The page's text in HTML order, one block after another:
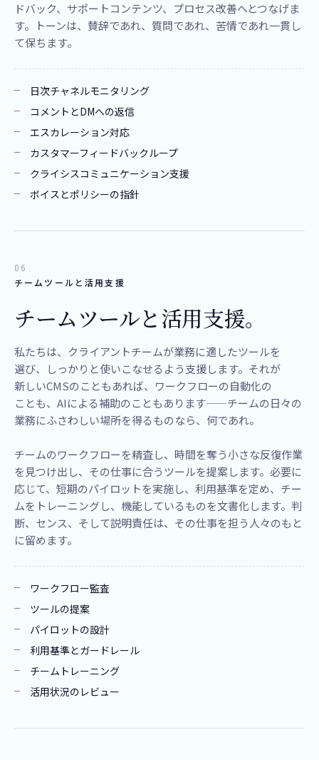
ドバック、サポートコンテンツ、プロセス改善へとつなげま
す。トーンは、賛辞であれ、質問であれ、苦情であれ一貫し
て保ちます。
日次チャネルモニタリング
コメントとDMへの返信
エスカレーション対応
カスタマーフィードバックループ
クライシスコミュニケーション支援
ボイスとポリシーの指針
06
チームツールと活用支援
チームツールと​活用支援。
​私たちは、​クライアントチームが​業務に​適した​ツールを​
選び、​しっかりと​使いこなせるよう​支援します。​それが​
新しい​CMSの​ことも​あれば、​ワークフローの​自動化の​
ことも、​AIに​よる​補助の​こともあります——チームの​日々の​
業務に​ふさわしい​場所を​得る​ものなら、​何であれ。​
チームのワークフローを精査し、時間を奪う小さな反復作業
を見つけ出し、その仕事に合うツールを提案します。必要に
応じて、短期のパイロットを実施し、利用基準を定め、チー
ムをトレーニングし、機能しているものを文書化します。判
断、センス、そして説明責任は、その仕事を担う人々のもと
に留めます。
ワークフロー監査
ツールの提案
パイロットの設計
利用基準とガードレール
チームトレーニング
活用状況のレビュー